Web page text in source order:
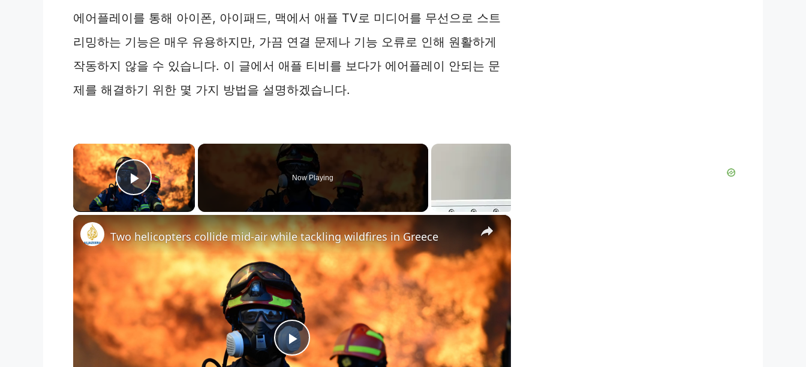
에어플레이를 통해 아이폰, 아이패드, 맥에서 애플 TV로 미디어를 무선으로 스트
리밍하는 기능은 매우 유용하지만, 가끔 연결 문제나 기능 오류로 인해 원활하게
작동하지 않을 수 있습니다. 이 글에서 애플 티비를 보다가 에어플레이 안되는 문
제를 해결하기 위한 몇 가지 방법을 설명하겠습니다.
×
Play Video
Now Playing
×
P
Two helicopters collide mid-air while tackling wildfires in Greece